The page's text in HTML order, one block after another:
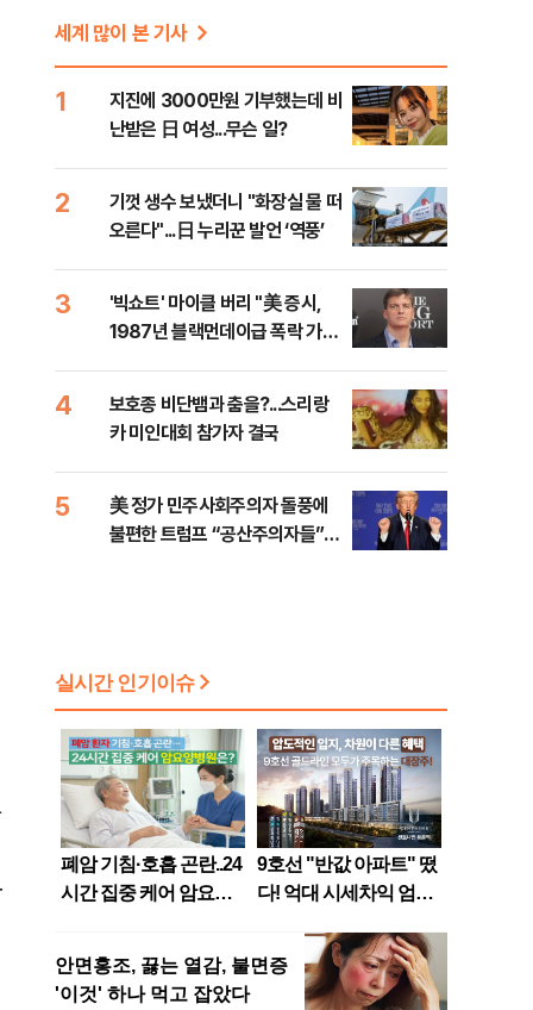
세계 많이 본 기사
1
지진에 3000만원 기부했는데 비
난받은 日 여성...무슨 일?
2
기껏 생수 보냈더니 "화장실 물 떠
오른다"...日 누리꾼 발언 ‘역풍’
3
'빅쇼트' 마이클 버리 "美 증시,
1987년 블랙먼데이급 폭락 가능
4
보호종 비단뱀과 춤을?...스리랑
카 미인대회 참가자 결국
5
美 정가 민주사회주의자 돌풍에
불편한 트럼프 “공산주의자들”